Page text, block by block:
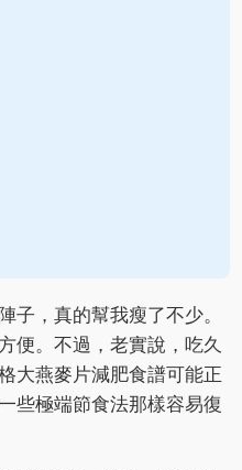
，真的幫我瘦了不少。
便。不過，老實說，吃久
大燕麥片減肥食譜可能正
些極端節食法那樣容易復